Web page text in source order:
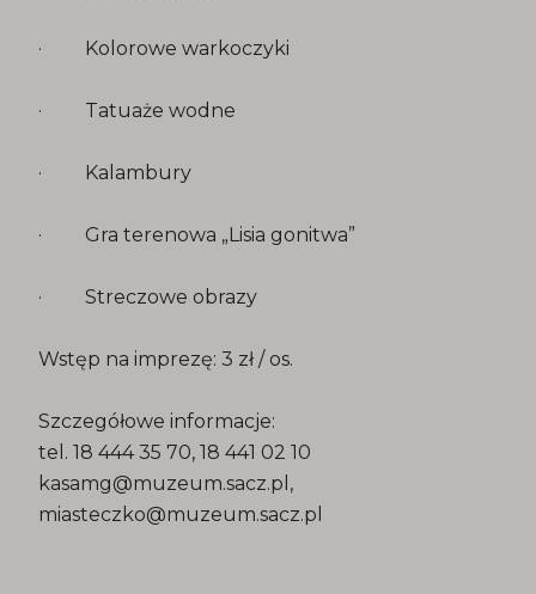
· Kolorowe warkoczyki
· Tatuaże wodne
· Kalambury
· Gra terenowa „Lisia gonitwa”
· Streczowe obrazy
Wstęp na imprezę: 3 zł / os.
Szczegółowe informacje:
tel. 18 444 35 70, 18 441 02 10
kasamg@muzeum.sacz.pl,
miasteczko@muzeum.sacz.pl